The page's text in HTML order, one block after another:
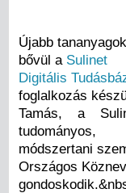
Újabb
bővül a Sulinet
Digitális
foglalkozás
Tamás, a
tudományos,
módszertani
Országos